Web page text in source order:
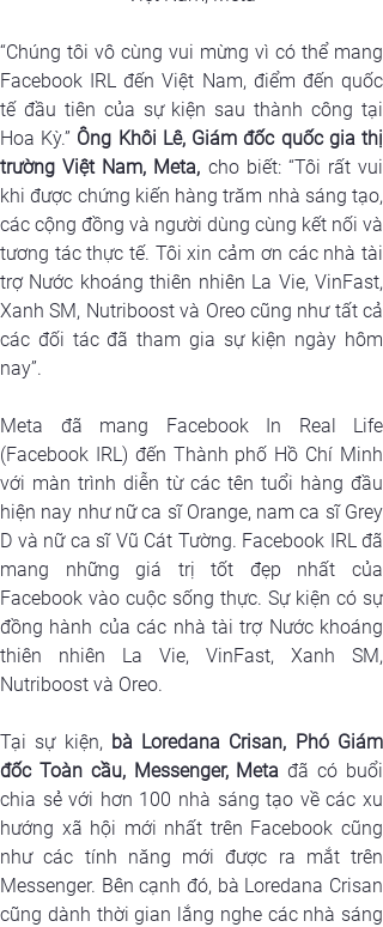
“Chúng tôi vô cùng vui mừng vì có thể mang
Facebook IRL đến Việt Nam, điểm đến quốc
tế đầu tiên của sự kiện sau thành công tại
Hoa Kỳ.” Ông Khôi Lê, Giám đốc quốc gia thị
trường Việt Nam, Meta, cho biết: “Tôi rất vui
khi được chứng kiến hàng trăm nhà sáng tạo,
các cộng đồng và người dùng cùng kết nối và
tương tác thực tế. Tôi xin cảm ơn các nhà tài
trợ Nước khoáng thiên nhiên La Vie, VinFast,
Xanh SM, Nutriboost và Oreo cũng như tất cả
các đối tác đã tham gia sự kiện ngày hôm
nay”.
Meta đã mang Facebook In Real Life
(Facebook IRL) đến Thành phố Hồ Chí Minh
với màn trình diễn từ các tên tuổi hàng đầu
hiện nay như nữ ca sĩ Orange, nam ca sĩ Grey
D và nữ ca sĩ Vũ Cát Tường. Facebook IRL đã
mang những giá trị tốt đẹp nhất của
Facebook vào cuộc sống thực. Sự kiện có sự
đồng hành của các nhà tài trợ Nước khoáng
thiên nhiên La Vie, VinFast, Xanh SM,
Nutriboost và Oreo.
Tại sự kiện, bà Loredana Crisan, Phó Giám
đốc Toàn cầu, Messenger, Meta đã có buổi
chia sẻ với hơn 100 nhà sáng tạo về các xu
hướng xã hội mới nhất trên Facebook cũng
như các tính năng mới được ra mắt trên
Messenger. Bên cạnh đó, bà Loredana Crisan
cũng dành thời gian lắng nghe các nhà sáng